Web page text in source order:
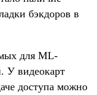
бэкдоров в
для ML-
У видеокарт
доступа можно